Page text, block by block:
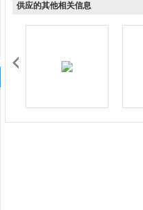
供应的其他相关信息